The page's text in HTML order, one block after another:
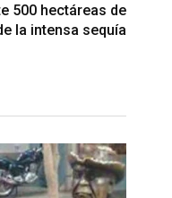
500 hectáreas de
la intensa sequía